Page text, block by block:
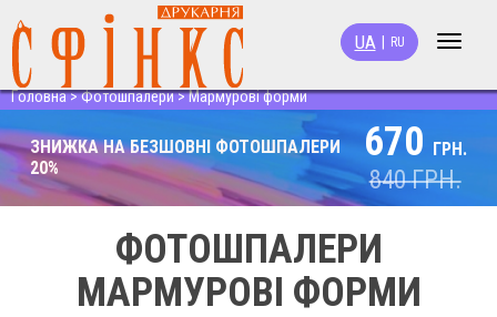
Toggle
UA RU
Головна>Фотошпалери>Мармурові форми
ЗНИЖКА НА БЕЗШОВНІ ФОТОШПАЛЕРИ
20%
670 ГРН.
840ГРН.
ФОТОШПАЛЕРИ
МАРМУРОВІ ФОРМИ